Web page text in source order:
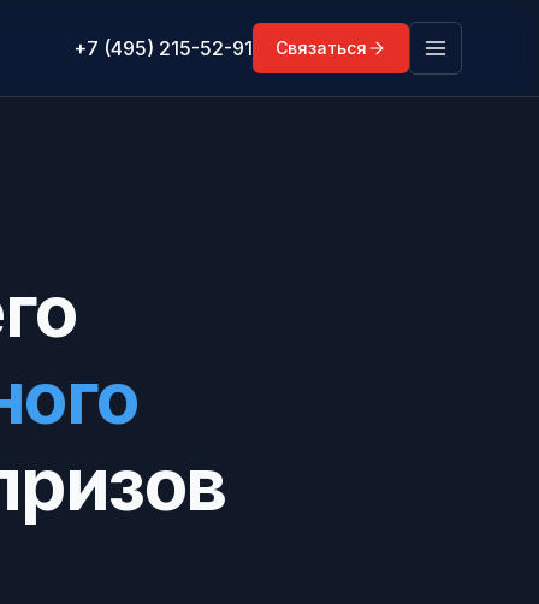
+7 (495) 215-52-91 Связаться